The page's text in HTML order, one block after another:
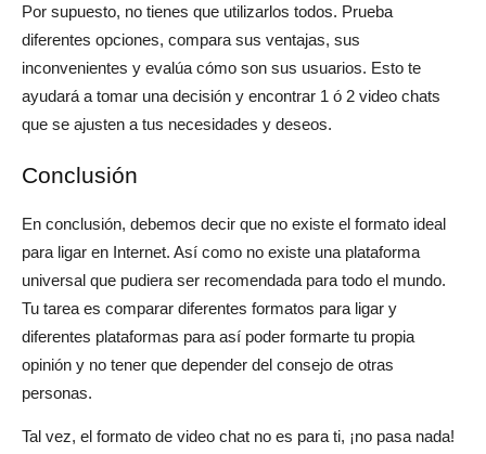
Por supuesto, no tienes que utilizarlos todos. Prueba
diferentes opciones, compara sus ventajas, sus
inconvenientes y evalúa cómo son sus usuarios. Esto te
ayudará a tomar una decisión y encontrar 1 ó 2 video chats
que se ajusten a tus necesidades y deseos.
Conclusión
En conclusión, debemos decir que no existe el formato ideal
para ligar en Internet. Así como no existe una plataforma
universal que pudiera ser recomendada para todo el mundo.
Tu tarea es comparar diferentes formatos para ligar y
diferentes plataformas para así poder formarte tu propia
opinión y no tener que depender del consejo de otras
personas.
Tal vez, el formato de video chat no es para ti, ¡no pasa nada!